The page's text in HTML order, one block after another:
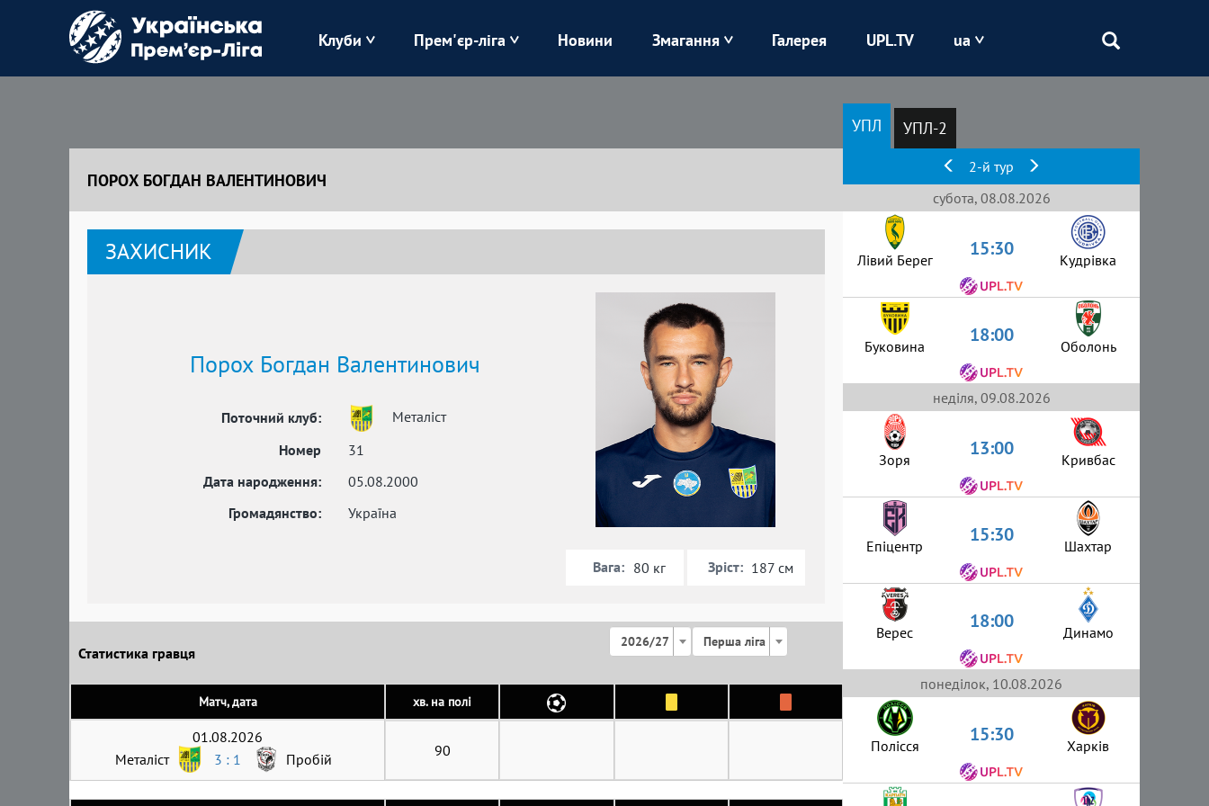
Клуби
Зоря Карпати Колос Кривбас
Оболонь
Полісся
Прем'єр-ліга Новини Змагання Галерея UPL.TV ua
ПОРОХ БОГДАН ВАЛЕНТИНОВИЧ
ЗАХИСНИК
Порох Богдан Валентинович
Поточний клуб:
Металіст
Номер
31
Дата народження:
05.08.2000
Громадянство:
Україна
Вага: 80 кг Зріст: 187 см
Статистика гравця
2026/27 Перша ліга
Матч, дата хв. на полі
01.08.2026
Металіст
3 : 1 Пробій 90
УПЛ УПЛ-2
2-й тур
субота, 08.08.2026
Лівий Берег 15:30 Кудрівка
Буковина 18:00 Оболонь
неділя, 09.08.2026
Зоря 13:00 Кривбас
Епіцентр 15:30 Шахтар
Верес 18:00 Динамо
понеділок, 10.08.2026
Полісся 15:30 Харків